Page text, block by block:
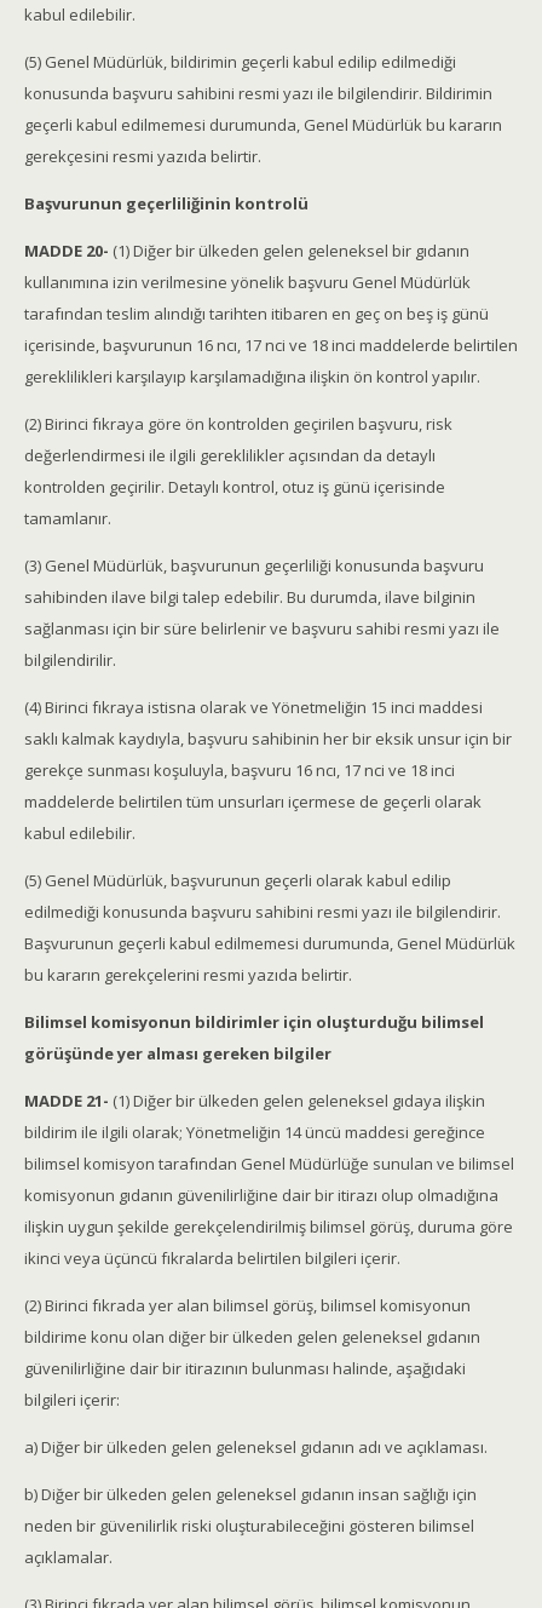
kabul edilebilir.
(5) Genel Müdürlük, bildirimin geçerli kabul edilip edilmediği
konusunda başvuru sahibini resmi yazı ile bilgilendirir. Bildirimin
geçerli kabul edilmemesi durumunda, Genel Müdürlük bu kararın
gerekçesini resmi yazıda belirtir.
Başvurunun geçerliliğinin kontrolü
MADDE 20- (1) Diğer bir ülkeden gelen geleneksel bir gıdanın
kullanımına izin verilmesine yönelik başvuru Genel Müdürlük
tarafından teslim alındığı tarihten itibaren en geç on beş iş günü
içerisinde, başvurunun 16 ncı, 17 nci ve 18 inci maddelerde belirtilen
gereklilikleri karşılayıp karşılamadığına ilişkin ön kontrol yapılır.
(2) Birinci fıkraya göre ön kontrolden geçirilen başvuru, risk
değerlendirmesi ile ilgili gereklilikler açısından da detaylı
kontrolden geçirilir. Detaylı kontrol, otuz iş günü içerisinde
tamamlanır.
(3) Genel Müdürlük, başvurunun geçerliliği konusunda başvuru
sahibinden ilave bilgi talep edebilir. Bu durumda, ilave bilginin
sağlanması için bir süre belirlenir ve başvuru sahibi resmi yazı ile
bilgilendirilir.
(4) Birinci fıkraya istisna olarak ve Yönetmeliğin 15 inci maddesi
saklı kalmak kaydıyla, başvuru sahibinin her bir eksik unsur için bir
gerekçe sunması koşuluyla, başvuru 16 ncı, 17 nci ve 18 inci
maddelerde belirtilen tüm unsurları içermese de geçerli olarak
kabul edilebilir.
(5) Genel Müdürlük, başvurunun geçerli olarak kabul edilip
edilmediği konusunda başvuru sahibini resmi yazı ile bilgilendirir.
Başvurunun geçerli kabul edilmemesi durumunda, Genel Müdürlük
bu kararın gerekçelerini resmi yazıda belirtir.
Bilimsel komisyonun bildirimler için oluşturduğu bilimsel
görüşünde yer alması gereken bilgiler
MADDE 21- (1) Diğer bir ülkeden gelen geleneksel gıdaya ilişkin
bildirim ile ilgili olarak; Yönetmeliğin 14 üncü maddesi gereğince
bilimsel komisyon tarafından Genel Müdürlüğe sunulan ve bilimsel
komisyonun gıdanın güvenilirliğine dair bir itirazı olup olmadığına
ilişkin uygun şekilde gerekçelendirilmiş bilimsel görüş, duruma göre
ikinci veya üçüncü fıkralarda belirtilen bilgileri içerir.
(2) Birinci fıkrada yer alan bilimsel görüş, bilimsel komisyonun
bildirime konu olan diğer bir ülkeden gelen geleneksel gıdanın
güvenilirliğine dair bir itirazının bulunması halinde, aşağıdaki
bilgileri içerir:
a) Diğer bir ülkeden gelen geleneksel gıdanın adı ve açıklaması.
b) Diğer bir ülkeden gelen geleneksel gıdanın insan sağlığı için
neden bir güvenilirlik riski oluşturabileceğini gösteren bilimsel
açıklamalar.